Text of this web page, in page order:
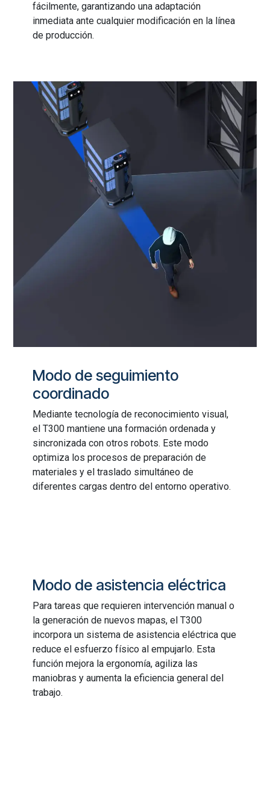
fácilmente, garantizando una adaptación
inmediata ante cualquier modificación en la línea
de producción.
Modo de seguimiento
coordinado
Mediante tecnología de reconocimiento visual,
el T300 mantiene una formación ordenada y
sincronizada con otros robots. Este modo
optimiza los procesos de preparación de
materiales y el traslado simultáneo de
diferentes cargas dentro del entorno operativo.
Modo de asistencia eléctrica
Para tareas que requieren intervención manual o
la generación de nuevos mapas, el T300
incorpora un sistema de asistencia eléctrica que
reduce el esfuerzo físico al empujarlo. Esta
función mejora la ergonomía, agiliza las
maniobras y aumenta la eficiencia general del
trabajo.